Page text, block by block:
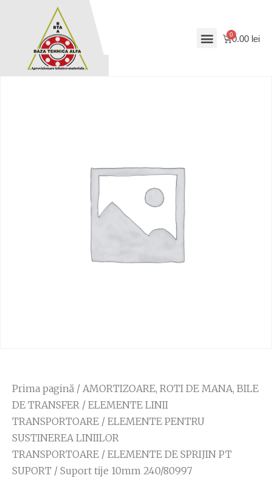
0.00 lei
Prima pagină / AMORTIZOARE, ROTI DE MANA, BILE
DE TRANSFER / ELEMENTE LINII
TRANSPORTOARE / ELEMENTE PENTRU
SUSTINEREA LINIILOR
TRANSPORTOARE / ELEMENTE DE SPRIJIN PT
SUPORT / Suport tije 10mm 240/80997